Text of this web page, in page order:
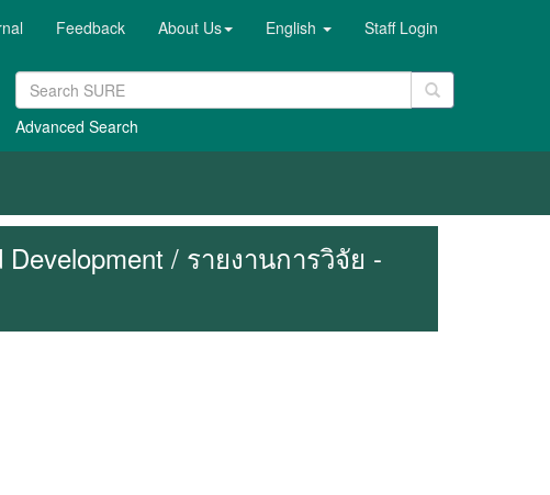
Feedback About Us English Staff Login
Advanced Search
/ รายงานการวิจัย -